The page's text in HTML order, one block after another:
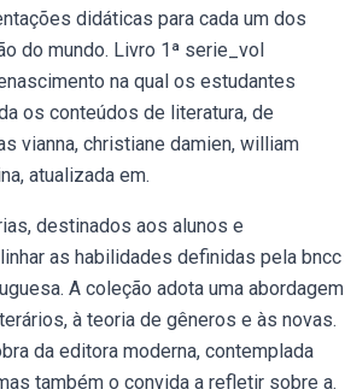
didáticas para cada um dos
do mundo. Livro 1ª serie_vol
na qual os estudantes
os conteúdos de literatura, de
vianna, christiane damien, william
atualizada em.
destinados aos alunos e
as habilidades definidas pela bncc
A coleção adota uma abordagem
à teoria de gêneros e às novas.
da editora moderna, contemplada
também o convida a refletir sobre a.